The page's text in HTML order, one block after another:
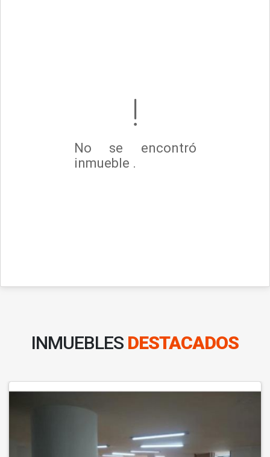
No se encontró
inmueble .
INMUEBLES DESTACADOS